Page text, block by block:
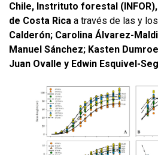
Chile, Instrituto forestal
de Costa Rica a través de las y
Calderón; Carolina Álvarez-
Manuel Sánchez; Kasten
Juan Ovalle y Edwin Esquivel-